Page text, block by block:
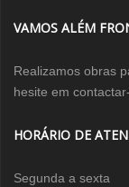
VAMOS ALÉM
Realizamos obras
hesite em
HORÁRIO DE
Segunda a sexta